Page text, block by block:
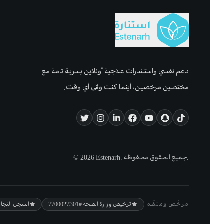
دعم نفسي واستشارات علاجية أونلاين بسرية تامة مع
مختصين مرخصين، أينما كنت وفي أي وقت.
© 2026 Estenarh. جميع الحقوق محفوظة.
مرخّص ومنظّم ترخيص وزارة الصحة #7700027301 السجل